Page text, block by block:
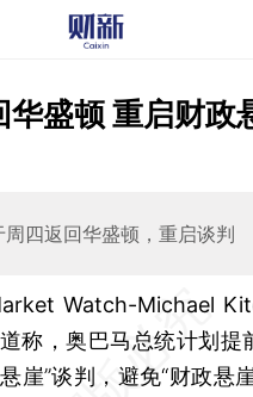
盛顿 重启财政
四返回华盛顿，重启谈判
Watch-Michael
称，奥巴马总统计划提
崖”谈判，避免“财政悬